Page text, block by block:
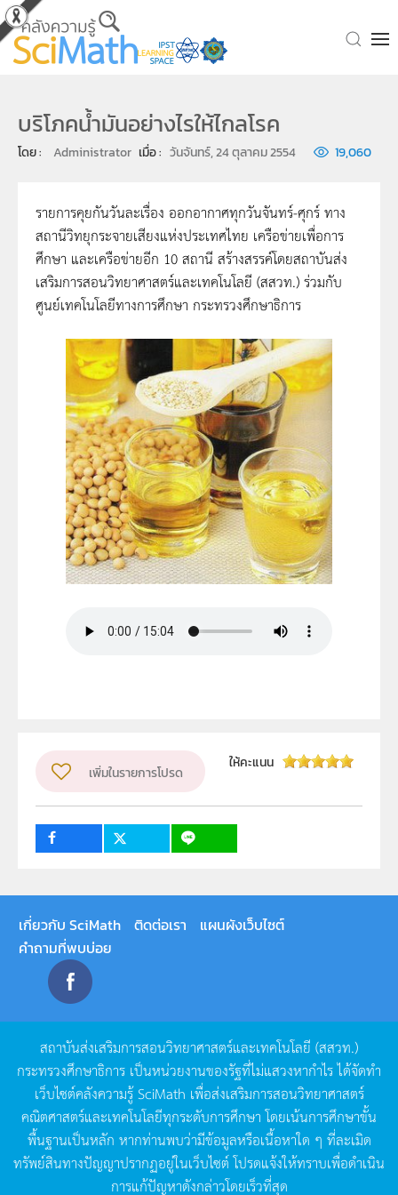
Skip to main content
บริโภคน้ำมันอย่างไรให้ไกลโรค
โดย : Administrator เมื่อ : วันจันทร์, 24 ตุลาคม 2554 19,060
รายการคุยกันวันละเรื่อง ออกอากาศทุกวันจันทร์-ศุกร์ ทาง
สถานีวิทยุกระจายเสียงแห่งประเทศไทย เครือข่ายเพื่อการ
ศึกษา และเครือข่ายอีก 10 สถานี สร้างสรรค์โดยสถาบันส่ง
เสริมการสอนวิทยาศาสตร์และเทคโนโลยี (สสวท.) ร่วมกับ
ศูนย์เทคโนโลยีทางการศึกษา กระทรวงศึกษาธิการ
เพิ่มในรายการโปรด
ให้คะแนน
เกี่ยวกับ SciMath ติดต่อเรา
แผนผังเว็บไซต์
คำถามที่พบบ่อย
สถาบันส่งเสริมการสอนวิทยาศาสตร์และเทคโนโลยี (สสวท.)
กระทรวงศึกษาธิการ เป็นหน่วยงานของรัฐที่ไม่แสวงหากำไรได้จัดทำ
เว็บไซต์คลังความรู้SciMath เพื่อส่งเสริมการสอนวิทยาศาสตร์
คณิตศาสตร์และเทคโนโลยีทุกระดับการศึกษา โดยเน้นการศึกษาขั้น
พื้นฐานเป็นหลัก หากท่านพบว่ามีข้อมูลหรือเนื้อหาใด ๆ ที่ละเมิด
ทรัพย์สินทางปัญญาปรากฏอยู่ในเว็บไซต์โปรดแจ้งให้ทราบเพื่อดำเนิน
การแก้ปัญหาดังกล่าวโดยเร็วที่สุด